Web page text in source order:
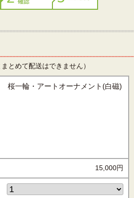
まとめて配送はできません）
桜一輪・アートオーナメント(白磁)
15,000円